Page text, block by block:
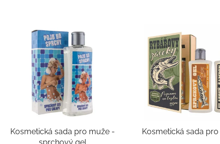
Kosmetická sada pro muže -
Kosmetická sada